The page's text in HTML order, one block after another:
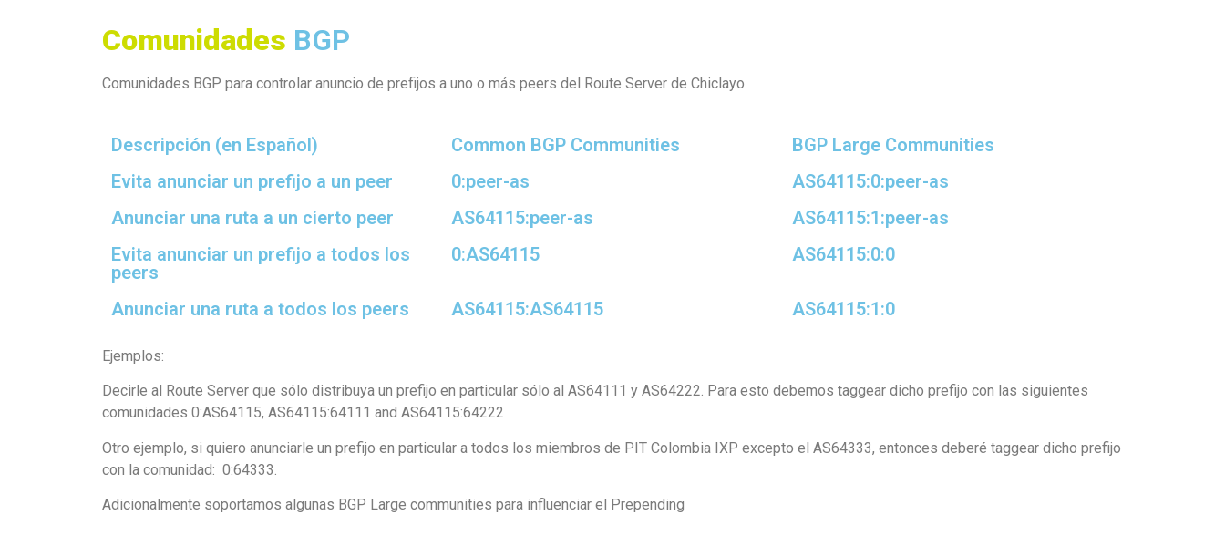
Comunidades BGP
Comunidades BGP para controlar anuncio de prefijos a uno o más peers del Route Server de Chiclayo.
Descripción (en Español) Common BGP Communities
BGP Large Communities
Evita anunciar un prefijo a un peer
0:peer-as
AS64115:0:peer-as
Anunciar una ruta a un cierto peer
AS64115:peer-as
AS64115:1:peer-as
Evita anunciar un prefijo a todos los
peers
0:AS64115 AS64115:0:0
Anunciar una ruta a todos los peers AS64115:AS64115 AS64115:1:0
Ejemplos:
Decirle al Route Server que sólo distribuya un prefijo en particular sólo al AS64111 y AS64222. Para esto debemos taggear dicho prefijo con las siguientes
comunidades 0:AS64115, AS64115:64111 and AS64115:64222
Otro ejemplo, si quiero anunciarle un prefijo en particular a todos los miembros de PIT Colombia IXP excepto el AS64333, entonces deberé taggear dicho prefijo
con la comunidad: 0:64333.
Adicionalmente soportamos algunas BGP Large communities para influenciar el Prepending